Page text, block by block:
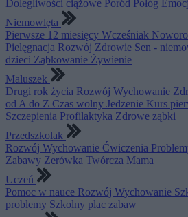
Dolegliwości ciążowe Poród Połóg
Niemowlęta
Pierwsze 12 miesięcy Wcześniak
Pielęgnacja Rozwój Zdrowie Sen -
dzieci Ząbkowanie Żywienie
Maluszek
Drugi rok życia Rozwój Wychowanie
od A do Z Czas wolny Jedzenie Kurs
Szczepienia Profilaktyka Zdrowe ząbki
Przedszkolak
Rozwój Wychowanie Ćwiczenia
Zabawy Zerówka Twórcza Mama
Uczeń
Pomoc w nauce Rozwój Wychowanie
problemy Szkolny plac zabaw